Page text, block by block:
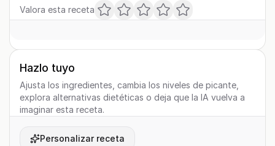
Valora esta receta
Hazlo tuyo
Ajusta los ingredientes, cambia los niveles de picante,
explora alternativas dietéticas o deja que la IA vuelva a
imaginar esta receta.
Personalizar receta